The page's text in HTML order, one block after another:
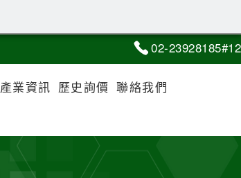
02-23928185#12
產業資訊 歷史詢價 聯絡我們